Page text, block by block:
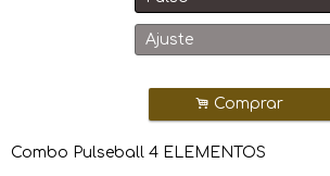
. Comprar
Combo Pulseball 4 ELEMENTOS